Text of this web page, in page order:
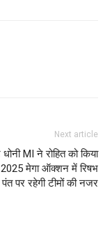
Next article
MI ने रोहित को किया
मेगा ऑक्शन में रिषभ
पंत पर रहेगी टीमों की नजर